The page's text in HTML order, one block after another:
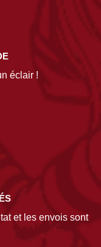
éclair !
et les envois sont